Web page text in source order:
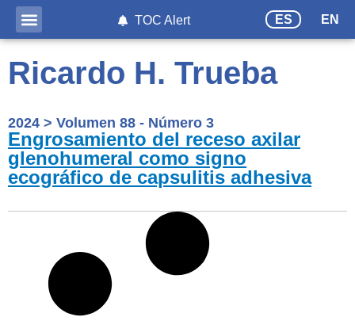
ES EN
TOC Alert
Ricardo H. Trueba
2024 > Volumen 88 - Número 3
Engrosamiento del receso axilar
glenohumeral como signo
ecográfico de capsulitis adhesiva